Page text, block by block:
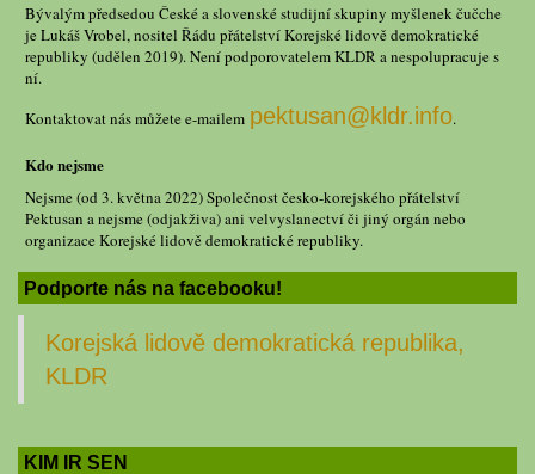
Bývalým předsedou České a slovenské studijní skupiny myšlenek čučche
je Lukáš Vrobel, nositel Řádu přátelství Korejské lidově demokratické
republiky (udělen 2019). Není podporovatelem KLDR a nespolupracuje s
ní.
Kontaktovat nás můžete e-mailem pektusan@kldr.info.
Kdo nejsme
Nejsme (od 3. května 2022) Společnost česko-korejského přátelství
Pektusan a nejsme (odjakživa) ani velvyslanectví či jiný orgán nebo
organizace Korejské lidově demokratické republiky.
Podporte nás na facebooku!
Korejská lidově demokratická republika,
KLDR
KIM IR SEN